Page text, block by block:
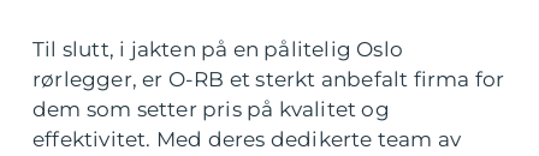
Til slutt, i jakten på en pålitelig Oslo
rørlegger, er O-RB et sterkt anbefalt firma for
dem som setter pris på kvalitet og
effektivitet. Med deres dedikerte team av